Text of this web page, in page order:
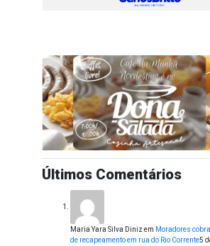
Últimos Comentários
Maria Yara Silva Diniz em Moradores
de recapeamento em rua do Rio Corrente5